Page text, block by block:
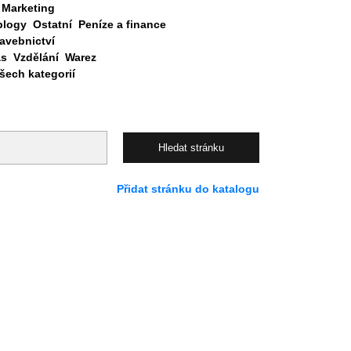
Marketing
Ostatní Peníze a finance
Vzdělání Warez
kategorií
Přidat stránku do katalogu